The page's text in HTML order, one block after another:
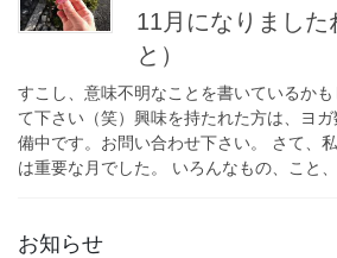
11月になりました
と）
すこし、意味不明なことを書いているか
て下さい（笑）興味を持たれた方は、ヨ
備中です。お問い合わせ下さい。 さて、
は重要な月でした。 いろんなもの、こと
お知らせ